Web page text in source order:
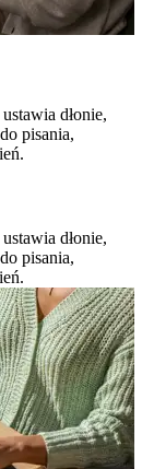
dłonie,
pisania,
dłonie,
pisania,